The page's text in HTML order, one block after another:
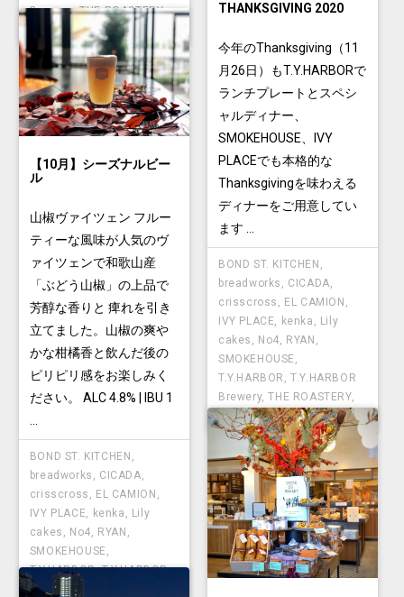
Brewery,THE ROASTERY,
TYSONS
THANKSGIVING 2020
今年のThanksgiving（11
月26日）もT.Y.HARBORで
ランチプレートとスペシ
ャルディナー、
SMOKEHOUSE、IVY
PLACEでも本格的な
Thanksgivingを味わえる
ディナーをご用意してい
ます ...
BOND ST. KITCHEN ,
breadworks , CICADA,
crisscross , EL CAMION ,
IVY PLACE, kenka , Lily
cakes , No4, RYAN ,
SMOKEHOUSE ,
T.Y.HARBOR ,T.Y.HARBOR
Brewery,THE ROASTERY,
TYSONS
【10月】シーズナルビー
ル
山椒ヴァイツェン フルー
ティーな風味が人気のヴ
ァイツェンで和歌山産
「ぶどう山椒」の上品で
芳醇な香りと 痺れを引き
立てました。山椒の爽や
かな柑橘香と飲んだ後の
ピリピリ感をお楽しみく
ださい。 ALC 4.8% | IBU 1
BOND ST. KITCHEN ,
breadworks , CICADA,
crisscross , EL CAMION ,
IVY PLACE, kenka , Lily
cakes , No4, RYAN ,
SMOKEHOUSE ,
T.Y.HARBOR,T.Y.HARBOR
Brewery ,